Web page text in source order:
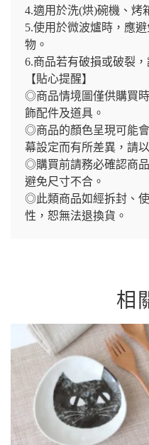
4.適用於洗(烘)碗機、烤
5.使用於微波爐時，應
物。
6.商品若有破損或破裂
【貼心提醒】
◎商品情境圖僅供購買
飾配件及道具。
◎商品的顏色呈現可能
幕設定而有所差異，請
◎購買前請務必確認商
避免尺寸不合。
◎此類商品如經拆封、
性，恕無法退換貨。
相